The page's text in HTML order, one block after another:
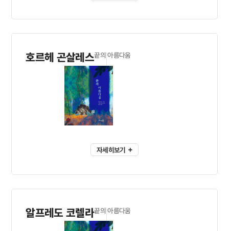
호르헤 곤살레스끝의 아름다움
자세히보기
알프레도 코렐라끝의 아름다움